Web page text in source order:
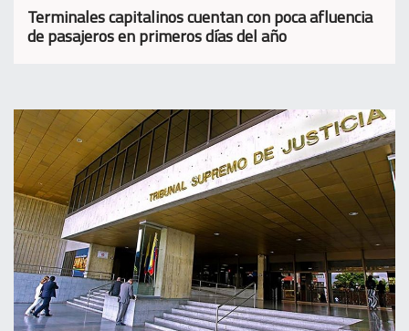
Terminales capitalinos cuentan con poca afluencia
de pasajeros en primeros días del año